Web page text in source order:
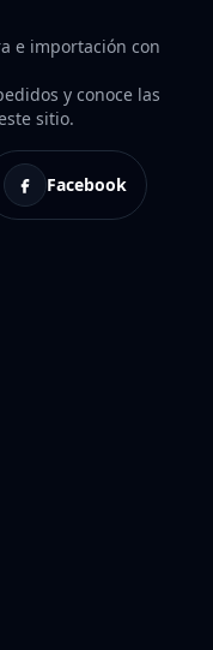
e importación con
y conoce las
sitio.
Facebook